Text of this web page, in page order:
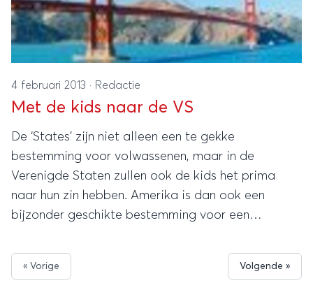
4 februari 2013 · Redactie
Met de kids naar de VS
De ‘States’ zijn niet alleen een te gekke
bestemming voor volwassenen, maar in de
Verenigde Staten zullen ook de kids het prima
naar hun zin hebben. Amerika is dan ook een
bijzonder geschikte bestemming voor een
« Vorige Volgende »